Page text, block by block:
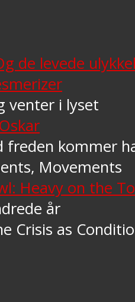
de levede
venter i lyset
freden kommer
Movements
Heavy on the
år
Crisis as